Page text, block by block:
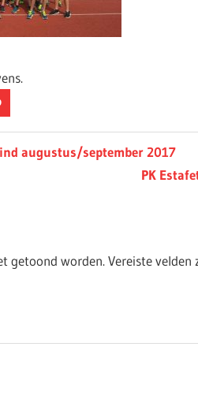
augustus/september 2017
Next
PK
getoond worden.Vereiste velden